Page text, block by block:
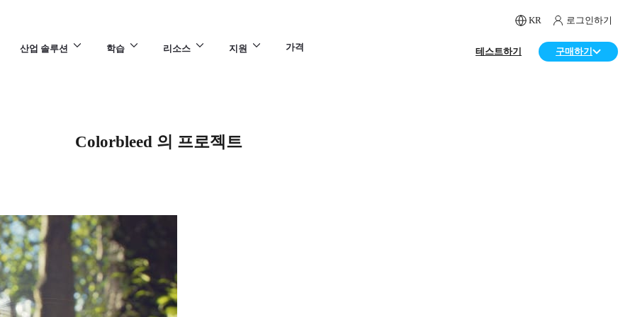
KR 로그인하기
산업 솔루션 학습 리소스 지원 가격 테스트하기 구매하기
Colorbleed 의 프로젝트